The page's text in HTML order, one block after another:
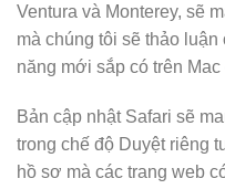
Ventura và Monterey, sẽ
mà chúng tôi sẽ thảo
năng mới sắp có trên Mac
Bản cập nhật Safari sẽ
trong chế độ Duyệt riêng
hồ sơ mà các trang web